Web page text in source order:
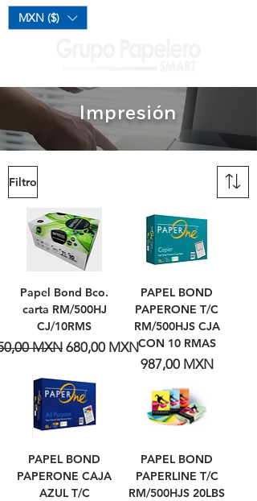
MXN ($)
Impresión
Filtro
Papel Bond Bco.
carta RM/500HJ
CJ/10RMS
MXN Precio de oferta
680,00 MXN
PAPEL BOND
PAPERONE T/C
RM/500HJS CJA
CON 10 RMAS
Precio
987,00 MXN
PAPEL BOND
PAPERONE CAJA
AZUL T/C
PAPEL BOND
PAPERLINE T/C
RM/500HJS 20LBS